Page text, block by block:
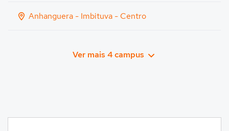
Anhanguera - Imbituva - Centro
Ver mais 4 campus